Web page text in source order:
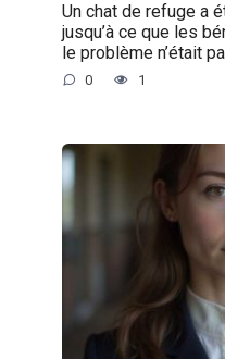
Un chat de refuge a
jusqu’à ce que les
le problème n’était
0 1